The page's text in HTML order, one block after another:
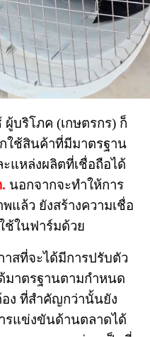
บริโภค (เกษตรกร) ก็
ใช้สินค้าที่มีมาตรฐาน
แหล่งผลิตที่เชื่อถือได้
นอกจากจะทำให้การ
แล้ว ยังสร้างความเชื่อ
ช้ในฟาร์มด้วย
สที่จะได้มีการปรับตัว
าตรฐานตามกำหนด
ง ที่สำคัญกว่านั้นยัง
รแข่งขันด้านตลาดได้